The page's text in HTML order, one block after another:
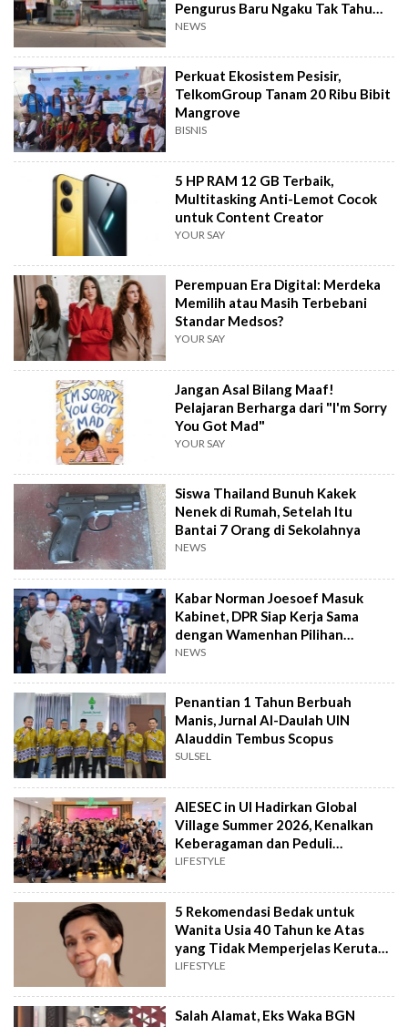
Pengurus Baru Ngaku Tak Tahu
Asal-usulnya
NEWS
Perkuat Ekosistem Pesisir,
TelkomGroup Tanam 20 Ribu Bibit
Mangrove
BISNIS
5 HP RAM 12 GB Terbaik,
Multitasking Anti-Lemot Cocok
untuk Content Creator
YOUR SAY
Perempuan Era Digital: Merdeka
Memilih atau Masih Terbebani
Standar Medsos?
YOUR SAY
Jangan Asal Bilang Maaf!
Pelajaran Berharga dari "I'm Sorry
You Got Mad"
YOUR SAY
Siswa Thailand Bunuh Kakek
Nenek di Rumah, Setelah Itu
Bantai 7 Orang di Sekolahnya
NEWS
Kabar Norman Joesoef Masuk
Kabinet, DPR Siap Kerja Sama
dengan Wamenhan Pilihan
Prabowo
NEWS
Penantian 1 Tahun Berbuah
Manis, Jurnal Al-Daulah UIN
Alauddin Tembus Scopus
SULSEL
AIESEC in UI Hadirkan Global
Village Summer 2026, Kenalkan
Keberagaman dan Peduli
Lingkungan
LIFESTYLE
5 Rekomendasi Bedak untuk
Wanita Usia 40 Tahun ke Atas
yang Tidak Memperjelas Kerutan
sesuai Review
LIFESTYLE
Salah Alamat, Eks Waka BGN